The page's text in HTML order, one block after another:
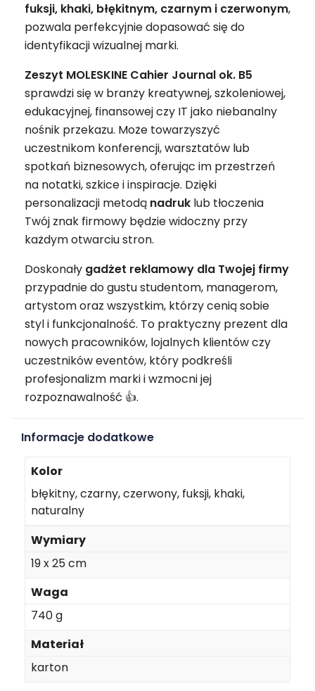
fuksji, khaki, błękitnym, czarnym i czerwonym,
pozwala perfekcyjnie dopasować się do
identyfikacji wizualnej marki.
Zeszyt MOLESKINE Cahier Journal ok. B5
sprawdzi się w branży kreatywnej, szkoleniowej,
edukacyjnej, finansowej czy IT jako niebanalny
nośnik przekazu. Może towarzyszyć
uczestnikom konferencji, warsztatów lub
spotkań biznesowych, oferując im przestrzeń
na notatki, szkice i inspiracje. Dzięki
personalizacji metodą nadruk lub tłoczenia
Twój znak firmowy będzie widoczny przy
każdym otwarciu stron.
Doskonały gadżet reklamowy dla Twojej firmy
przypadnie do gustu studentom, managerom,
artystom oraz wszystkim, którzy cenią sobie
styl i funkcjonalność. To praktyczny prezent dla
nowych pracowników, lojalnych klientów czy
uczestników eventów, który podkreśli
profesjonalizm marki i wzmocni jej
rozpoznawalność 👍.
Informacje dodatkowe
Kolor
błękitny, czarny, czerwony, fuksji, khaki,
naturalny
Wymiary
19 x 25 cm
Waga
740 g
Materiał
karton